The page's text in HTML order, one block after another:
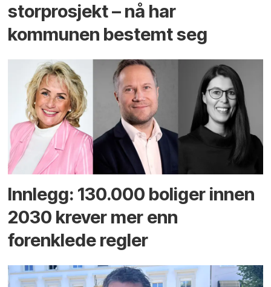
storprosjekt – nå har
kommunen bestemt seg
Innlegg: 130.000 boliger innen
2030 krever mer enn
forenklede regler